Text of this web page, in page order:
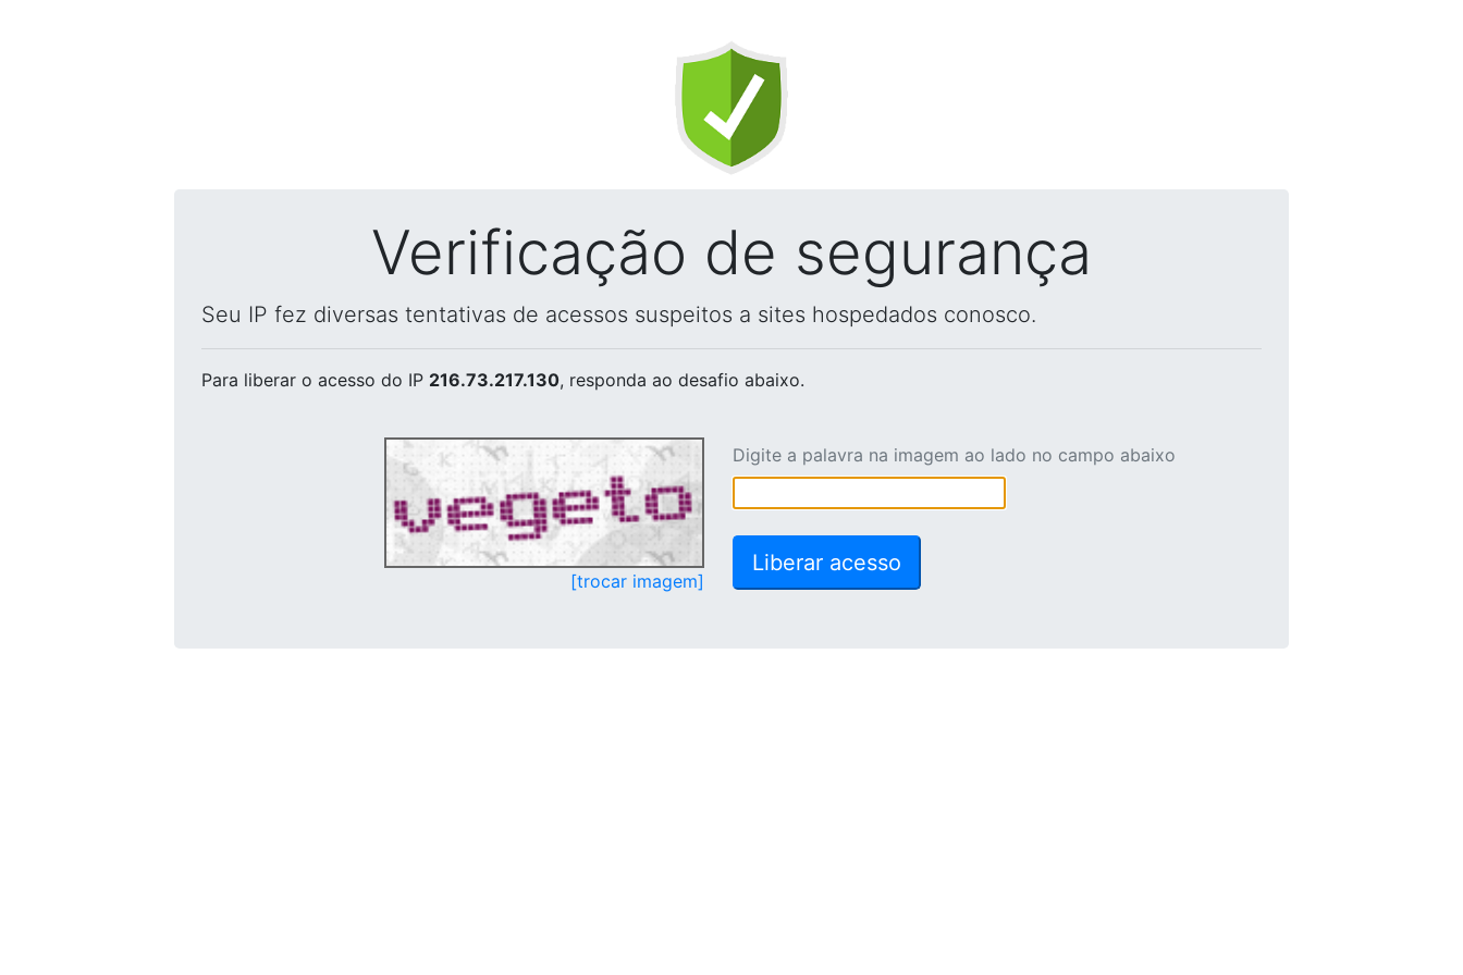
Verificação de segurança
Seu IP fez diversas tentativas de acessos suspeitos a sites hospedados conosco.
Para liberar o acesso do IP 216.73.217.130, responda ao desafio abaixo.
[trocar imagem]
Digite a palavra na imagem ao lado no campo abaixo